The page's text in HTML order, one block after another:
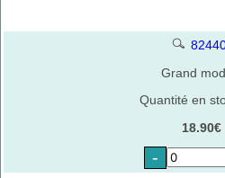
Grand
Quantité en
18.90€
-